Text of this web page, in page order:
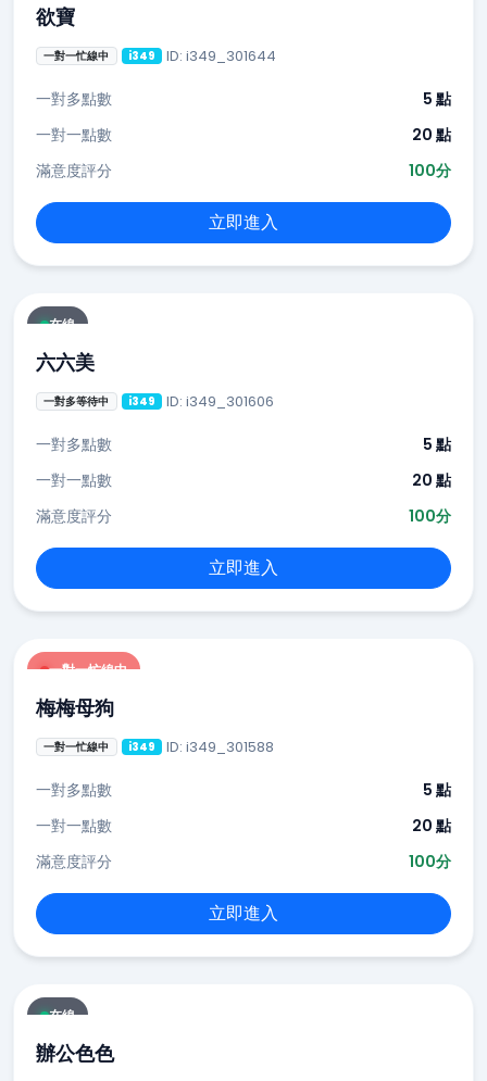
欲寶
一對一忙線中 i349 ID: i349_301644
一對多點數
5 點
一對一點數
20 點
滿意度評分
100分
立即進入
在線
六六美
一對多等待中 i349 ID: i349_301606
一對多點數
5 點
一對一點數
20 點
滿意度評分
100分
立即進入
一對一忙線中
梅梅母狗
一對一忙線中 i349 ID: i349_301588
一對多點數
5 點
一對一點數
20 點
滿意度評分
100分
立即進入
在線
辦公色色